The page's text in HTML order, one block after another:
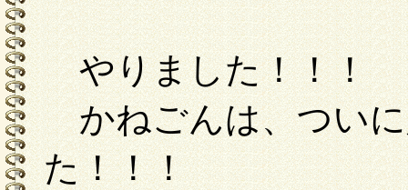
やりました！！！
かねごんは、ついに
た！！！